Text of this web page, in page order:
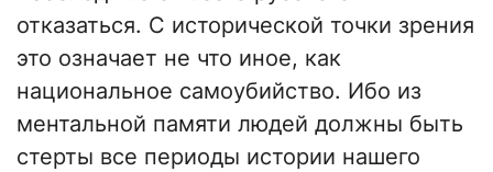
отказаться. С исторической точки зрения
это означает не что иное, как
национальное самоубийство. Ибо из
ментальной памяти людей должны быть
стерты все периоды истории нашего